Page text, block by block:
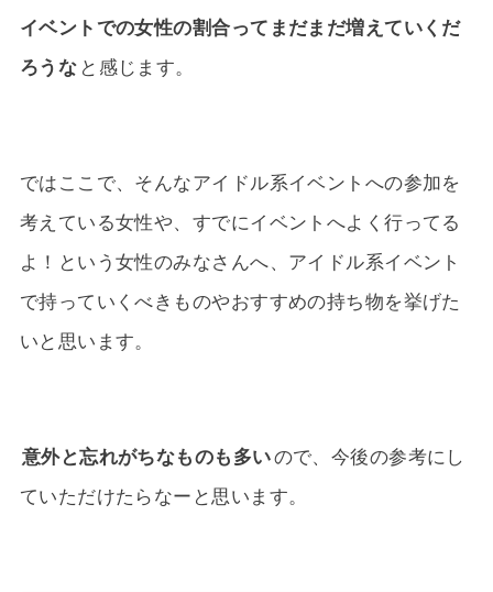
イベントでの女性の割合ってまだまだ増えていくだ
ろうな と感じます。
ではここで、そんなアイドル系イベントへの参加を
考えている女性や、すでにイベントへよく行ってる
よ！という女性のみなさんへ、アイドル系イベント
で持っていくべきものやおすすめの持ち物を挙げた
いと思います。
意外と忘れがちなものも多いので、今後の参考にし
ていただけたらなーと思います。